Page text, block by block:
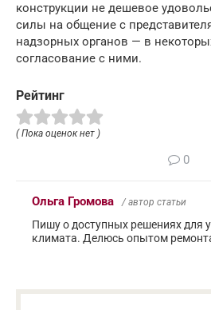
конструкции не дешевое
силы на общение с
надзорных органов — в
согласование с ними.
Рейтинг
( Пока оценок нет )
0
Ольга Громова / автор статьи
Пишу о доступных решениях для
климата. Делюсь опытом